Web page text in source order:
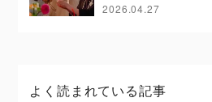
2026.04.27
よく読まれている記事